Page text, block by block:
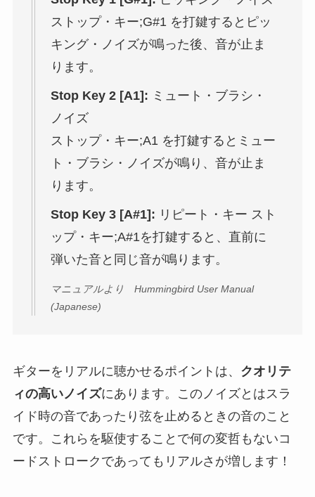
ストップ・キー;G#1 を打鍵するとピッ
キング・ノイズが鳴った後、音が止ま
ります。
Stop Key 2 [A1]: ミュート・ブラシ・
ノイズ
ストップ・キー;A1 を打鍵するとミュー
ト・ブラシ・ノイズが鳴り、音が止ま
ります。
Stop Key 3 [A#1]: リピート・キー スト
ップ・キー;A#1を打鍵すると、直前に
弾いた音と同じ音が鳴ります。
マニュアルより Hummingbird User Manual
(Japanese)
ギターをリアルに聴かせるポイントは、 クオリテ
ィの高いノイズにあります。このノイズとはスラ
イド時の音であったり弦を止めるときの音のこと
です。これらを駆使することで何の変哲もないコ
ードストロークであってもリアルさが増します！